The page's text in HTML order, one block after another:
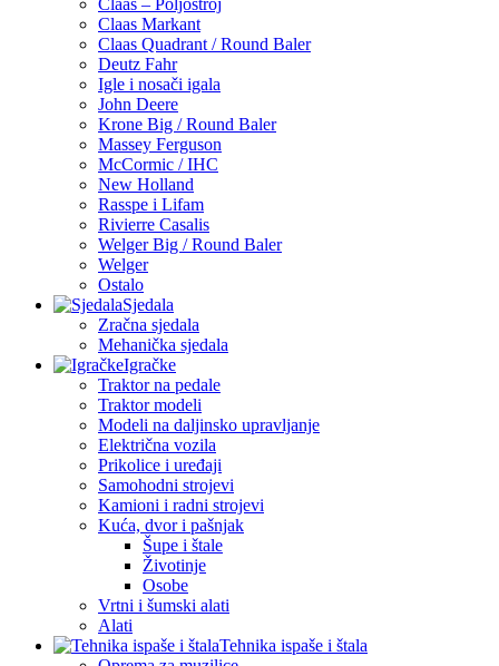
Claas Markant
Claas Quadrant / Round Baler
Deutz Fahr
Igle i nosači igala
John Deere
Krone Big / Round Baler
Massey Ferguson
McCormic / IHC
New Holland
Rasspe i Lifam
Rivierre Casalis
Welger Big / Round Baler
Welger
Ostalo
Sjedala
Zračna sjedala
Mehanička sjedala
Igračke
Traktor na pedale
Traktor modeli
Modeli na daljinsko upravljanje
Električna vozila
Prikolice i uređaji
Samohodni strojevi
Kamioni i radni strojevi
Kuća, dvor i pašnjak
Šupe i štale
Životinje
Osobe
Vrtni i šumski alati
Alati
Tehnika ispaše i štala